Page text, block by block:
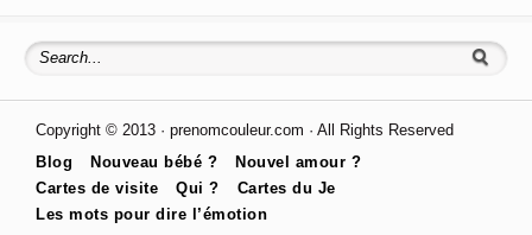
Copyright © 2013 · prenomcouleur.com · All Rights Reserved
Blog
Nouveau bébé ?
Nouvel amour ?
Cartes de visite
Qui ?
Cartes du Je
Les mots pour dire l’émotion